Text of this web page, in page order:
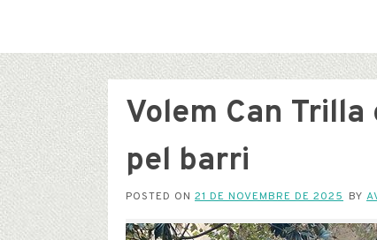
Volem Can
pel barri
POSTED ON 21 DE NOVEMBRE DE 2025 BY